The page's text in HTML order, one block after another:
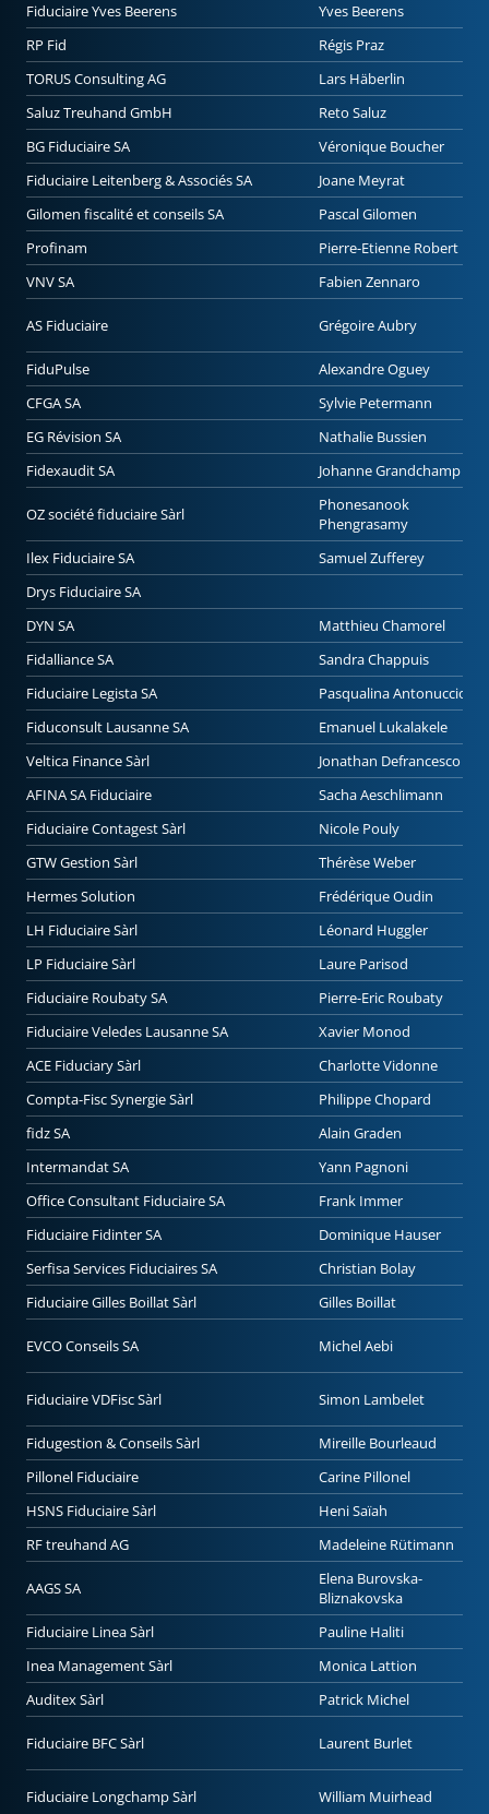
Fiduciaire Yves Beerens
Yves Beerens
RP Fid
Régis Praz
TORUS Consulting AG
Lars Häberlin
Saluz Treuhand GmbH
Reto Saluz
BG Fiduciaire SA
Véronique Boucher
Fiduciaire Leitenberg & Associés SA
Joane Meyrat
Gilomen fiscalité et conseils SA
Pascal Gilomen
Profinam
Pierre-Etienne Robert
VNV SA
Fabien Zennaro
AS Fiduciaire Grégoire Aubry
FiduPulse
Alexandre Oguey
CFGA SA
Sylvie Petermann
EG Révision SA
Nathalie Bussien
Fidexaudit SA
Johanne Grandchamp
OZ société fiduciaire Sàrl
Phonesanook
Phengrasamy
Ilex Fiduciaire SA
Samuel Zufferey
Drys Fiduciaire SA
DYN SA
Matthieu Chamorel
Fidalliance SA
Sandra Chappuis
Fiduciaire Legista SA
Pasqualina Antonuccio
Fiduconsult Lausanne SA
Emanuel Lukalakele
Veltica Finance Sàrl
Jonathan Defrancesco
AFINA SA Fiduciaire
Sacha Aeschlimann
Fiduciaire Contagest Sàrl
Nicole Pouly
GTW Gestion Sàrl
Thérèse Weber
Hermes Solution
Frédérique Oudin
LH Fiduciaire Sàrl
Léonard Huggler
LP Fiduciaire Sàrl
Laure Parisod
Fiduciaire Roubaty SA
Pierre-Eric Roubaty
Fiduciaire Veledes Lausanne SA
Xavier Monod
ACE Fiduciary Sàrl
Charlotte Vidonne
Compta-Fisc Synergie Sàrl
Philippe Chopard
fidz SA
Alain Graden
Intermandat SA
Yann Pagnoni
Office Consultant Fiduciaire SA
Frank Immer
Fiduciaire Fidinter SA
Dominique Hauser
Serfisa Services Fiduciaires SA
Christian Bolay
Fiduciaire Gilles Boillat Sàrl
Gilles Boillat
EVCO Conseils SA Michel Aebi
Fiduciaire VDFisc Sàrl Simon Lambelet
Fidugestion & Conseils Sàrl
Mireille Bourleaud
Pillonel Fiduciaire
Carine Pillonel
HSNS Fiduciaire Sàrl
Heni Saïah
RF treuhand AG
Madeleine Rütimann
AAGS SA
Elena Burovska-
Bliznakovska
Fiduciaire Linea Sàrl
Pauline Haliti
Inea Management Sàrl
Monica Lattion
Auditex Sàrl
Patrick Michel
Fiduciaire BFC Sàrl Laurent Burlet
Fiduciaire Longchamp Sàrl William Muirhead